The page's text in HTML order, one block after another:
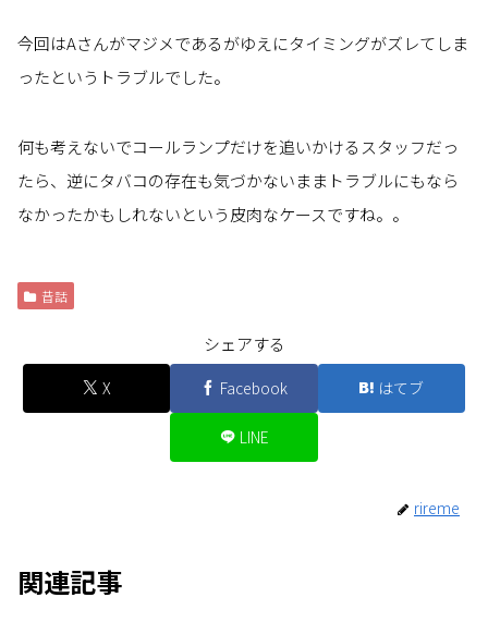
今回はAさんがマジメであるがゆえにタイミングがズレてしま
ったというトラブルでした。
何も考えないでコールランプだけを追いかけるスタッフだっ
たら、逆にタバコの存在も気づかないままトラブルにもなら
なかったかもしれないという皮肉なケースですね。。
昔話
シェアする
X Facebook はてブ
LINE
rireme
関連記事